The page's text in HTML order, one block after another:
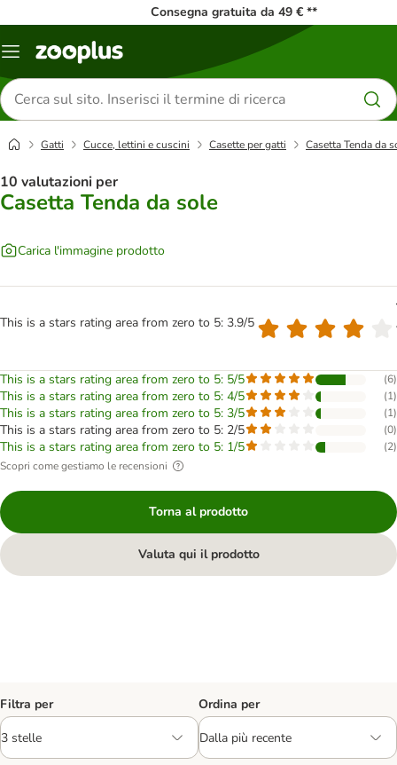
Consegna gratuita da 49 € **
Overview
Cerca
prodotti
Gatti Cucce, lettini e cuscini Casette per gatti Casetta Tenda da
10 valutazioni per
Casetta Tenda da sole
Carica l'immagine prodotto
This is a stars rating area from zero to 5: 3.9/5
This is a stars rating area from zero to 5: 5/5 (6)
This is a stars rating area from zero to 5: 4/5 (1)
This is a stars rating area from zero to 5: 3/5 (1)
This is a stars rating area from zero to 5: 2/5 (0)
This is a stars rating area from zero to 5: 1/5 (2)
Scopri come gestiamo le recensioni
Torna al prodotto
Valuta qui il prodotto
Filtra per Ordina per